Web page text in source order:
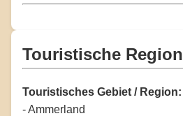
Touristische Region
Touristisches Gebiet / Region:
- Ammerland